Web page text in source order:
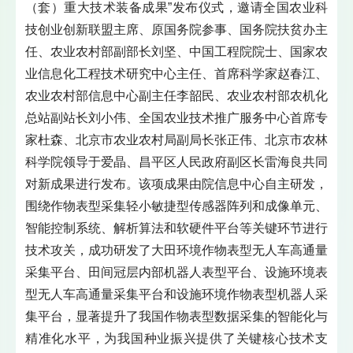
（套）重大技术装备成果”发布仪式，邀请全国农业科
技创业创新联盟主席、原国务院参事、国务院扶贫办主
任、农业农村部副部长刘坚、中国工程院院士、国家农
业信息化工程技术研究中心主任、首席科学家赵春江、
农业农村部信息中心副主任李韶民、农业农村部农机化
总站副站长刘小伟、全国农业技术推广服务中心首席专
家杜森、北京市农业农村局副局长张正伟、北京市农林
科学院领导于爱晶、昌平区人民政府副区长雷海良共同
对新成果进行发布。该项成果由院信息中心自主研发，
围绕作物表型采集轻小敏捷型传感器阵列和成像单元、
智能控制系统、解析算法和软硬件平台等关键环节进行
技术攻关，成功研发了大田环境作物表型无人车高通量
采集平台、田间冠层内部机器人表型平台、设施环境表
型无人车高通量采集平台和设施环境作物表型机器人采
集平台，显著提升了我国作物表型数据采集的智能化与
精准化水平，为我国种业振兴提供了关键核心技术支